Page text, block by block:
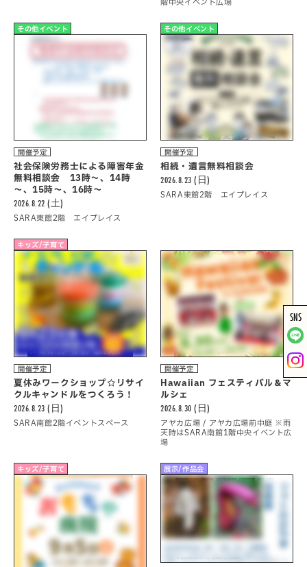
階中央イベント広場
その他イベント
開催予定
社会保険労務士による障害年金
無料相談会 13時～、14時
～、15時～、16時～
2026.8.22 (土)
SARA東館2階 エイプレイス
その他イベント
開催予定
相続・遺言無料相談会
2026.8.23 (日)
SARA東館2階 エイプレイス
キッズ/子育て
開催予定
夏休みワークショップ☆リサイ
クルキャンドルをつくろう！
2026.8.23 (日)
SARA南館2階イベントスペース
開催予定
Hawaiian フェスティバル＆マ
ルシェ
2026.8.30 (日)
アヤカ広場 / アヤカ広場前中庭 ※雨
天時はSARA南館1階中央イベント広
場
キッズ/子育て 展示/作品会
SNS